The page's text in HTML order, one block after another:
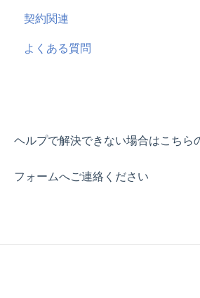
よくある質問
SmartNews
ChatGPT
契約関連
よくある質問
ヘルプで解決できない場合はこちら
フォームへご連絡ください